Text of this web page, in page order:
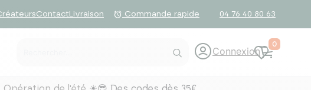
ContactLivraison alarm Commande rapide 04 76 40 80 63
Connexion
0